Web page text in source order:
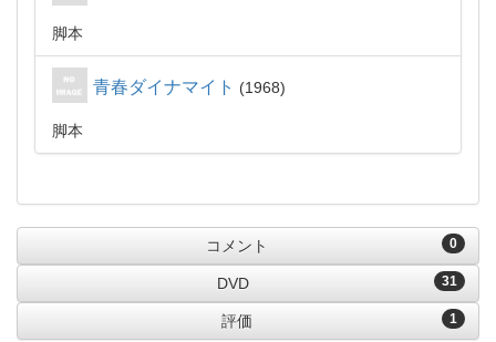
脚本
青春ダイナマイト 1968
脚本
0
コメント
31
DVD
1
評価